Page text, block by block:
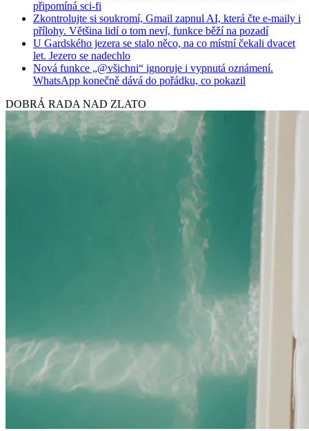
připomíná sci-fi
Zkontrolujte si soukromí, Gmail zapnul AI, která čte e-maily i
přílohy. Většina lidí o tom neví, funkce běží na pozadí
U Gardského jezera se stalo něco, na co místní čekali dvacet
let. Jezero se nadechlo
Nová funkce „@všichni“ ignoruje i vypnutá oznámení.
WhatsApp konečně dává do pořádku, co pokazil
DOBRÁ RADA NAD ZLATO